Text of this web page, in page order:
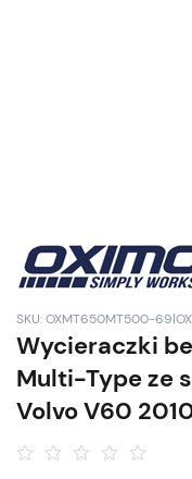
SKU: OXMT650MT500-
Wycieraczki
Multi-Type ze
Volvo V60